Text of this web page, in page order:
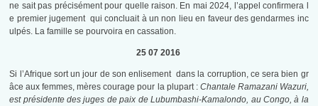
ne sait pas précisément pour quelle raison. En mai 2024, l’appel confirmera l
e premier jugement qui concluait à un non lieu en faveur des gendarmes inc
ulpés. La famille se pourvoira en cassation.
25 07 2016
Si l’Afrique sort un jour de son enlisement dans la corruption, ce sera bien gr
âce aux femmes, mères courage pour la plupart : Chantale Ramazani Wazuri,
est présidente des juges de paix de Lubumbashi-Kamalondo, au Congo, à la